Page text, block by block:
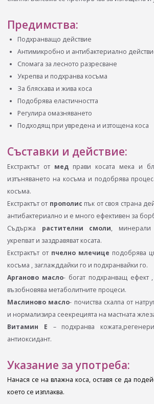
Предимства:
Подхранващо действие
Антимикробно и антибактериално
Спомага за лесното разресване
Укрепва и подхранва косъма
За бляскава и жива коса
Подобрява еластичността
Регулира омазняването
Подходящ при увредена и изтощена коса
Съставки и действие:
Екстрактът от мед прави косата мека и
изтъняването на косъма и подобрява
косъма.
Екстрактът от прополис пък от своя страна
антибактериално и е много ефективен за
Съдържа растителни смоли, минерали
укрепват и заздравяват косата.
Екстрактът от пчелно млечице подобрява
косъма , заглажддайки го и подхранвайки го.
Арганово масло- богат подхранващ ефект
възобновява метаболитните процеси.
Маслиново масло- почиства скалпа от
и нормализира сеекрецията на мастната
Витамин Е – подхранва
антиоксидант.
Указание за употреба:
Нанася се на влажна коса, оставя се да
което се изплаква.